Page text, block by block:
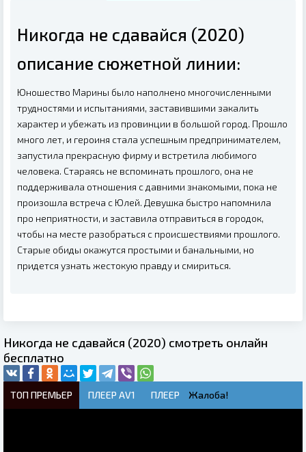
Никогда не сдавайся (2020)
описание сюжетной линии:
Юношество Марины было наполнено многочисленными
трудностями и испытаниями, заставившими закалить
характер и убежать из провинции в большой город. Прошло
много лет, и героиня стала успешным предпринимателем,
запустила прекрасную фирму и встретила любимого
человека. Стараясь не вспоминать прошлого, она не
поддерживала отношения с давними знакомыми, пока не
произошла встреча с Юлей. Девушка быстро напомнила
про неприятности, и заставила отправиться в городок,
чтобы на месте разобраться с происшествиями прошлого.
Старые обиды окажутся простыми и банальными, но
придется узнать жестокую правду и смириться.
Никогда не сдавайся (2020) смотреть онлайн
бесплатно
ТОП ПРЕМЬЕР ПЛЕЕР AV1 ПЛЕЕР Жалоба!